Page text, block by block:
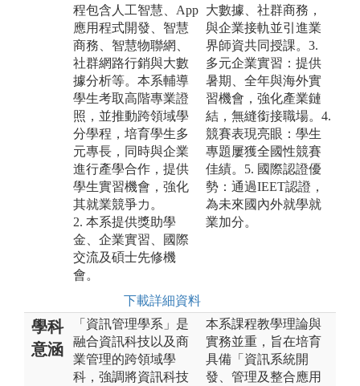
程包含人工智慧、App
應用程式開發、智慧
商務、智慧物聯網、
社群網路行銷與大數
據分析等。本系輔導
學生考取高階專業證
照，並推動跨領域學
分學程，培育學生多
元專長，同時與企業
進行產學合作，提供
學生實習機會，強化
其就業競爭力。
2. 本系提供獎助學
金、企業實習、國際
交流及碩士先修機
會。
下載詳細資料
大數據、社群商務，
與企業接軌並引進業
界師資共同授課。3.
多元企業實習：提供
暑期、全年與海外實
習機會，強化產業鏈
結，無縫銜接職場。4.
競賽表現亮眼：學生
專題屢獲全國性競賽
佳績。5. 國際認證優
勢：通過IEET認證，
為未來國內外就學就
業加分。
學科
意涵
「資訊管理學系」是
融合資訊科技以及商
業管理的跨領域學
科，強調將資訊科技
本系課程教學理論與
實務並重，旨在培育
具備「資訊系統開
發、管理及整合應用